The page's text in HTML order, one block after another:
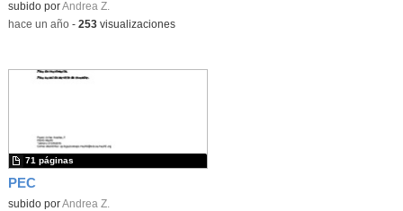
subido porAndrea Z.
-hace un año- 253visualizaciones
PEC
subido porAndrea Z.
71 páginas